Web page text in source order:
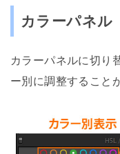
カラーパネル
カラーパネルに切り
ー別に調整すること